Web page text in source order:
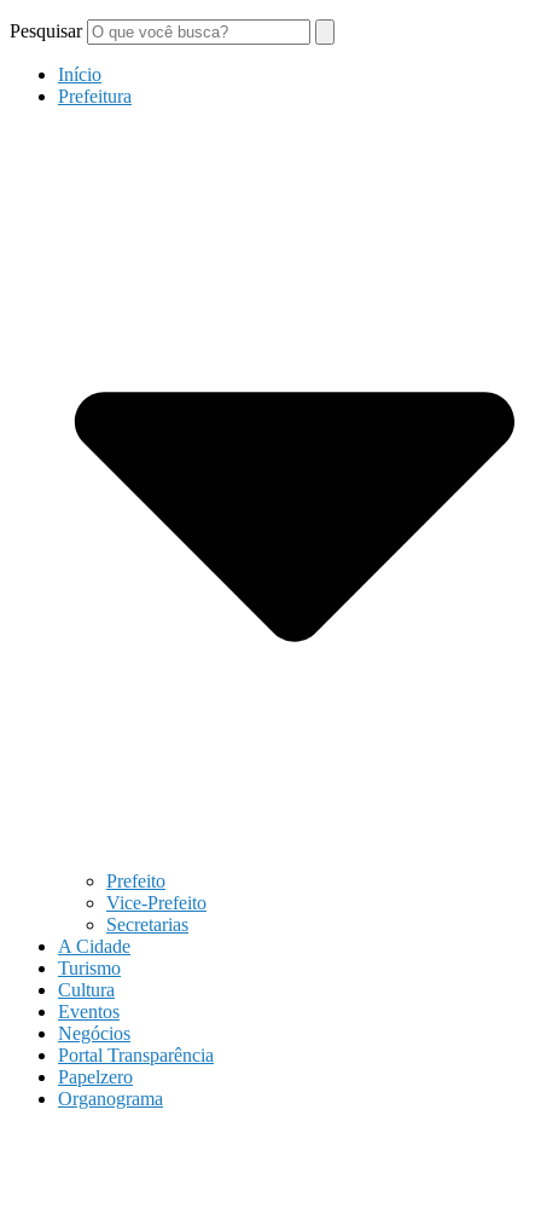
Pesquisar
Início
Prefeitura
Prefeito
Vice-Prefeito
Secretarias
A Cidade
Turismo
Cultura
Eventos
Negócios
Portal Transparência
Papelzero
Organograma